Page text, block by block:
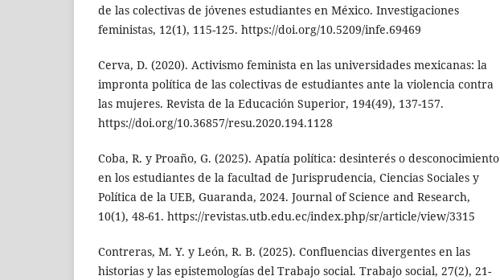
de las colectivas de jóvenes estudiantes en México. Investigaciones
feministas, 12(1), 115-125. https://doi.org/10.5209/infe.69469
Cerva, D. (2020). Activismo feminista en las universidades mexicanas: la
impronta política de las colectivas de estudiantes ante la violencia contra
las mujeres. Revista de la Educación Superior, 194(49), 137-157.
https://doi.org/10.36857/resu.2020.194.1128
Coba, R. y Proaño, G. (2025). Apatía política: desinterés o desconocimiento
en los estudiantes de la facultad de Jurisprudencia, Ciencias Sociales y
Política de la UEB, Guaranda, 2024. Journal of Science and Research,
10(1), 48-61. https://revistas.utb.edu.ec/index.php/sr/article/view/3315
Contreras, M. Y. y León, R. B. (2025). Confluencias divergentes en las
historias y las epistemologías del Trabajo social. Trabajo social, 27(2), 21-